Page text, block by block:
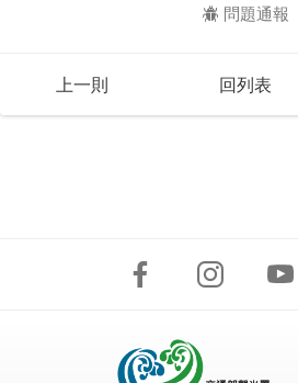
問題通報
上一則 回列表